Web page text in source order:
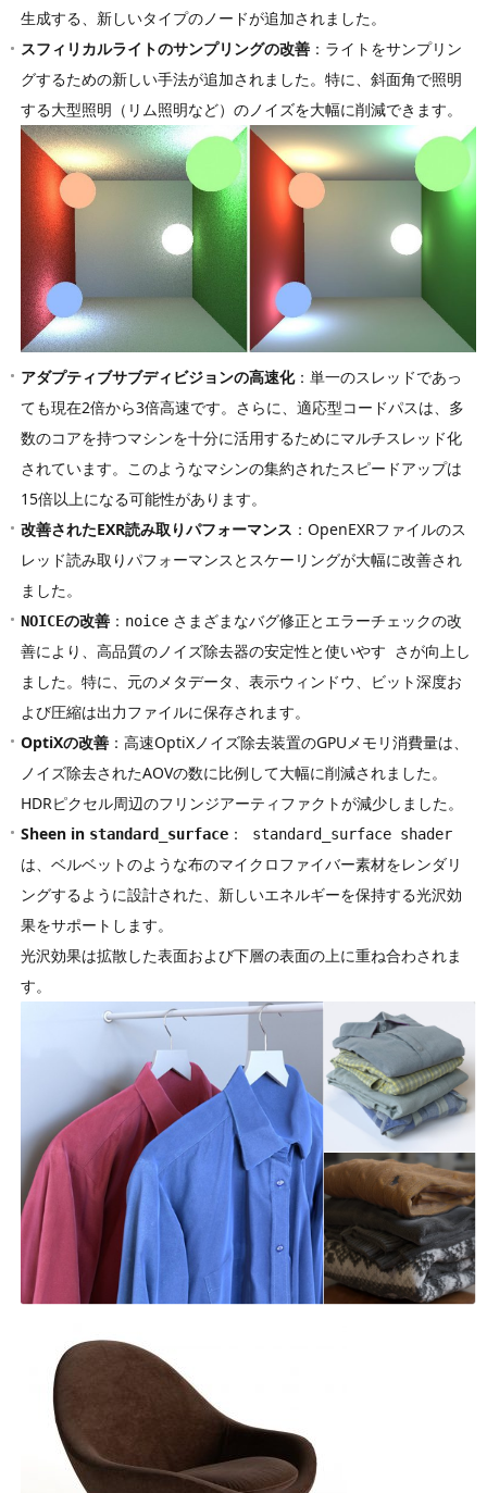
生成する、新しいタイプのノードが追加されました。
スフィリカルライトのサンプリングの改善 ：ライトをサンプリン
グするための新しい手法が追加されました。特に、斜面角で照明
する大型照明（リム照明など）のノイズを大幅に削減できます。
アダプティブサブディビジョンの高速化：単一のスレッドであっ
ても現在2倍から3倍高速です。さらに、適応型コードパスは、多
数のコアを持つマシンを十分に活用するためにマルチスレッド化
されています。このようなマシンの集約されたスピードアップは
15倍以上になる可能性があります。
改善されたEXR読み取りパフォーマンス ：OpenEXRファイルのス
レッド読み取りパフォーマンスとスケーリングが大幅に改善され
ました。
NOICEの改善 ： noice さまざまなバグ修正とエラーチェックの改
善により、高品質のノイズ除去器の安定性と使いやす さが向上し
ました。特に、元のメタデータ、表示ウィンドウ、ビット深度お
よび圧縮は出力ファイルに保存されます。
OptiXの改善 ：高速OptiXノイズ除去装置のGPUメモリ消費量は、
ノイズ除去されたAOVの数に比例して大幅に削減されました。
HDRピクセル周辺のフリンジアーティファクトが減少しました。
Sheen in standard_surface ： standard_surface shader
は、ベルベットのような布のマイクロファイバー素材をレンダリ
ングするように設計された、新しいエネルギーを保持する光沢効
果をサポートします。
光沢効果は拡散した表面および下層の表面の上に重ね合わされま
す。